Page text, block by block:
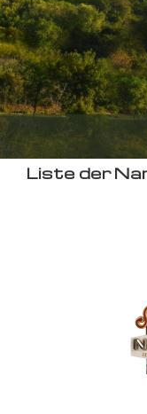
Liste der